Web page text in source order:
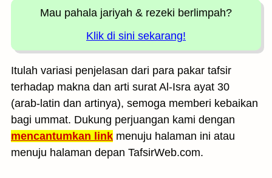
Mau pahala jariyah & rezeki berlimpah?
Klik di sini sekarang!
Itulah variasi penjelasan dari para pakar tafsir
terhadap makna dan arti surat Al-Isra ayat 30
(arab-latin dan artinya), semoga memberi kebaikan
bagi ummat. Dukung perjuangan kami dengan
mencantumkan link menuju halaman ini atau
menuju halaman depan TafsirWeb.com.